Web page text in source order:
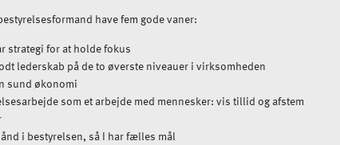
have fem gode vaner:
strategi for at holde fokus
lederskab på de to øverste niveauer i virksomheden
sund økonomi
som et arbejde med mennesker: vis tillid og afstem
i bestyrelsen, så I har fælles mål